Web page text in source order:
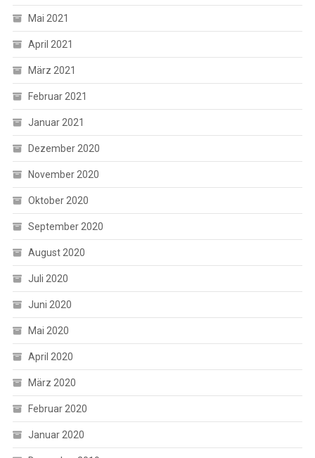
Mai 2021
April 2021
März 2021
Februar 2021
Januar 2021
Dezember 2020
November 2020
Oktober 2020
September 2020
August 2020
Juli 2020
Juni 2020
Mai 2020
April 2020
März 2020
Februar 2020
Januar 2020